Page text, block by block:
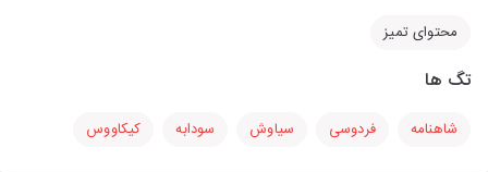
محتوای تمیز
تگ ها
شاهنامه فردوسی سیاوش سودابه کیکاووس